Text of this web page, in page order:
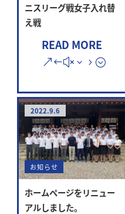
ニスリーグ戦女子入れ替
え戦
READ MORE
2022.9.6
お知らせ
ホームページをリニュー
アルしました。